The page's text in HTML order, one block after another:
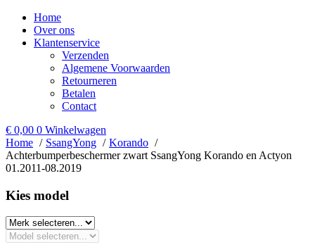
Home
Over ons
Klantenservice
Verzenden
Algemene Voorwaarden
Retourneren
Betalen
Contact
€ 0,00 0 Winkelwagen
Home
SsangYong
Korando
Achterbumperbeschermer zwart SsangYong Korando en Actyon
01.2011-08.2019
Kies model​